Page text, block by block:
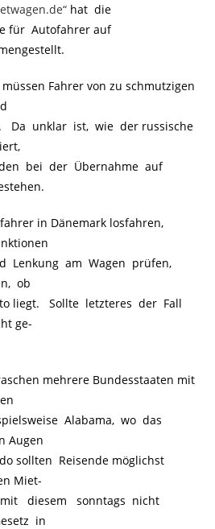
hat die
für Autofahrer auf
Fahrer von zu schmutzigen
Da unklar ist, wie der russische
bei der Übernahme auf
in Dänemark losfahren,
Lenkung am Wagen prüfen,
ob
liegt. Sollte letzteres der Fall
ge-
mehrere Bundesstaaten mit
Alabama, wo das
Augen
sollten Reisende möglichst
Miet-
diesem sonntags nicht
in